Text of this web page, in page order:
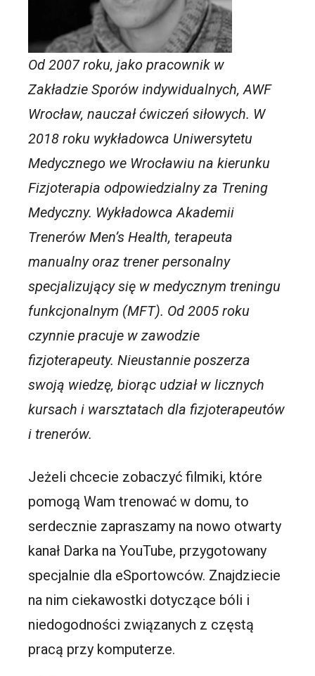
Od 2007 roku, jako pracownik w
Zakładzie Sporów indywidualnych, AWF
Wrocław, nauczał ćwiczeń siłowych. W
2018 roku wykładowca Uniwersytetu
Medycznego we Wrocławiu na kierunku
Fizjoterapia odpowiedzialny za Trening
Medyczny. Wykładowca Akademii
Trenerów Men’s Health, terapeuta
manualny oraz trener personalny
specjalizujący się w medycznym treningu
funkcjonalnym (MFT). Od 2005 roku
czynnie pracuje w zawodzie
fizjoterapeuty. Nieustannie poszerza
swoją wiedzę, biorąc udział w licznych
kursach i warsztatach dla fizjoterapeutów
i trenerów.
Jeżeli chcecie zobaczyć filmiki, które
pomogą Wam trenować w domu, to
serdecznie zapraszamy na nowo otwarty
kanał Darka na YouTube, przygotowany
specjalnie dla eSportowców. Znajdziecie
na nim ciekawostki dotyczące bóli i
niedogodności związanych z częstą
pracą przy komputerze.